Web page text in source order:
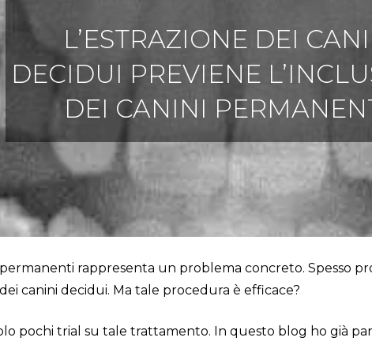
L’ESTRAZIONE DEI
DECIDUI PREVIENE
DEI CANINI
rappresenta un problema concreto. Spesso
canini decidui. Ma tale procedura è efficace?
pochi trial su tale trattamento. In questo blog ho già